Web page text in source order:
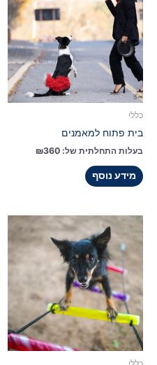
כללי
בית פתוח למאמנים
בעלות התחלתית של: ₪360
מידע נוסף